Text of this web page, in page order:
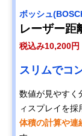
ボッシュ
レーザー距
税込み10,200円
スリムでコ
数値が見やすく
ィスプレイを採
体積の計算や連